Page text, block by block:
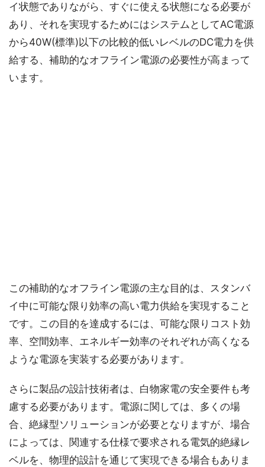
イ状態でありながら、すぐに使える状態になる必要が
あり、それを実現するためにはシステムとしてAC電源
から40W(標準)以下の比較的低いレベルのDC電力を供
給する、補助的なオフライン電源の必要性が高まって
います。
この補助的なオフライン電源の主な目的は、スタンバ
イ中に可能な限り効率の高い電力供給を実現すること
です。この目的を達成するには、可能な限りコスト効
率、空間効率、エネルギー効率のそれぞれが高くなる
ような電源を実装する必要があります。
さらに製品の設計技術者は、白物家電の安全要件も考
慮する必要があります。電源に関しては、多くの場
合、絶縁型ソリューションが必要となりますが、場合
によっては、関連する仕様で要求される電気的絶縁レ
ベルを、物理的設計を通じて実現できる場合もありま